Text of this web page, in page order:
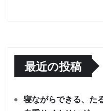
最近の投稿
寝ながらできる、た